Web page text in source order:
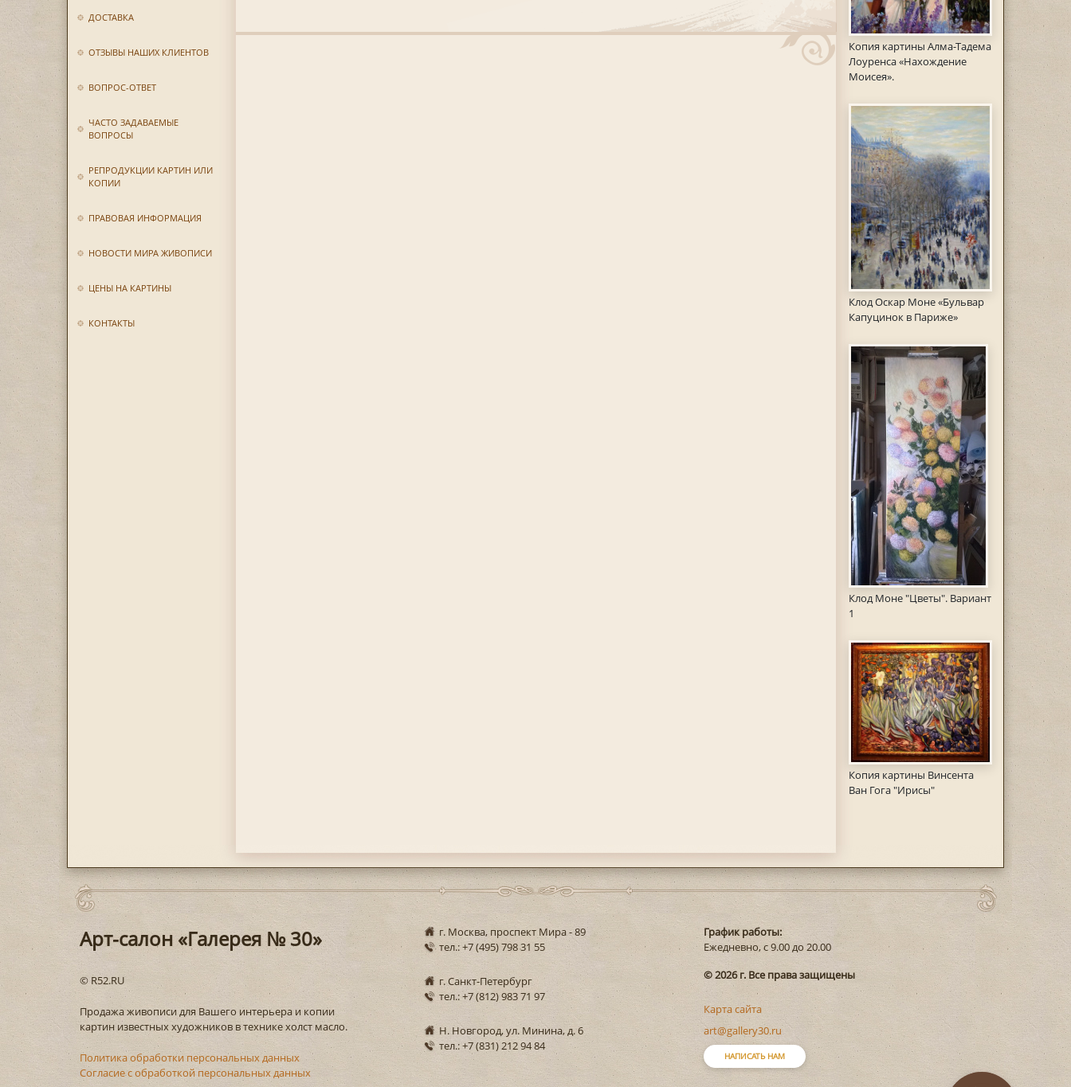
ДОСТАВКА
ОТЗЫВЫ НАШИХ КЛИЕНТОВ
ВОПРОС-ОТВЕТ
ЧАСТО ЗАДАВАЕМЫЕ
ВОПРОСЫ
РЕПРОДУКЦИИ КАРТИН ИЛИ
КОПИИ
ПРАВОВАЯ ИНФОРМАЦИЯ
НОВОСТИ МИРА ЖИВОПИСИ
ЦЕНЫ НА КАРТИНЫ
КОНТАКТЫ
Копия картины Алма-Тадема
Лоуренса «Нахождение
Моисея».
Клод Оскар Моне «Бульвар
Капуцинок в Париже»
Клод Моне "Цветы". Вариант
1
Копия картины Винсента
Ван Гога "Ирисы"
Арт-салон «Галерея № 30»
© R52.RU
Продажа живописи для Вашего интерьера и копии
картин известных художников в технике холст масло.
Политика обработки персональных данных
Согласие с обработкой персональных данных
г. Москва, проспект Мира - 89
тел.: +7 (495) 798 31 55
г. Санкт-Петербург
тел.: +7 (812) 983 71 97
Н. Новгород, ул. Минина, д. 6
тел.: +7 (831) 212 94 84
График работы:
Ежедневно, с 9.00 до 20.00
© 2026 г. Все права защищены
Карта сайта
art@gallery30.ru
НАПИСАТЬ НАМ